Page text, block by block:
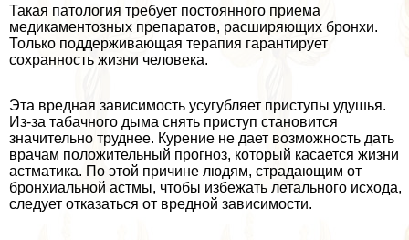
Такая патология требует постоянного приема
медикаментозных препаратов, расширяющих бронхи.
Только поддерживающая терапия гарантирует
сохранность жизни человека.
Эта вредная зависимость усугубляет приступы удушья.
Из-за табачного дыма снять приступ становится
значительно труднее. Курение не дает возможность дать
врачам положительный прогноз, который касается жизни
астматика. По этой причине людям, страдающим от
бронхиальной астмы, чтобы избежать летального исхода,
следует отказаться от вредной зависимости.